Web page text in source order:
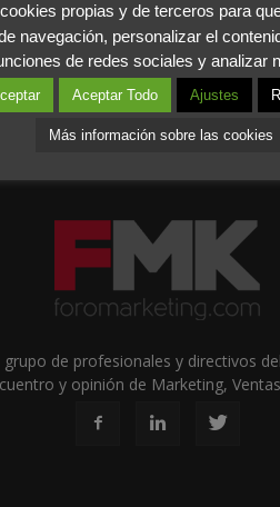
de profesionales y directivos
y opinión de Marketing,
propias y de terceros para
navegación, personalizar el
de redes sociales y analizar
Aceptar Todo Ajustes
Más información sobre las cookies